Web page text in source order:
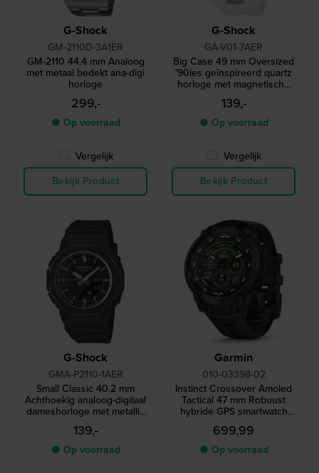
G-Shock
GM-2110D-3A1ER
GM-2110 44.4 mm Analoog
met metaal bedekt ana-digi
horloge
299,-
● Op voorraad
Vergelijk
Bekijk Product
G-Shock
GA-V01-7AER
Big Case 49 mm Oversized
'90ies geïnspireerd quartz
horloge met magnetische
'shock release' wijzers
139,-
● Op voorraad
Vergelijk
Bekijk Product
G-Shock
GMA-P2110-1AER
Small Classic 40.2 mm
Achthoekig analoog-digitaal
dameshorloge met metallic
bezel
139,-
● Op voorraad
Garmin
010-03398-02
Instinct Crossover Amoled
Tactical 47 mm Robuust
hybride GPS smartwatch
met Amoled-scherm en
tactische functionaliteit
699,99
● Op voorraad